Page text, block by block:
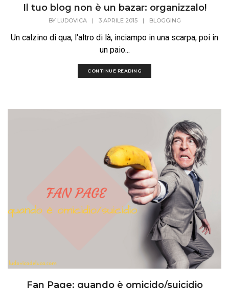
Il tuo blog non è un bazar: organizzalo!
BY LUDOVICA | 3 APRILE 2015 | BLOGGING
Un calzino di qua, l'altro di là, inciampo in una scarpa, poi in
un paio...
CONTINUE READING
Fan Page: quando è omicido/suicidio